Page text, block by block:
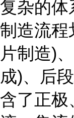
复杂的体
制造流程
片制造)
成)、后
含了正极